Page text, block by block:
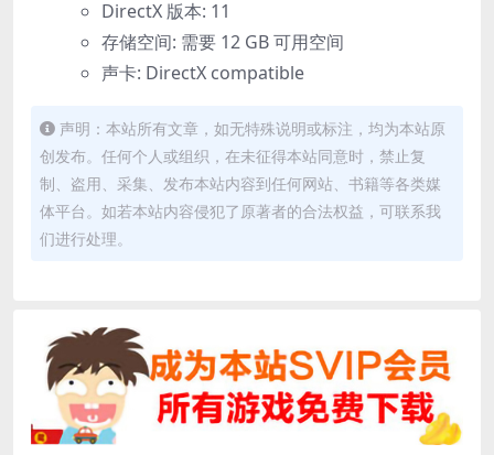
DirectX 版本: 11
存储空间: 需要 12 GB 可用空间
声卡: DirectX compatible
声明：本站所有文章，如无特殊说明或标注，均为本站原
创发布。任何个人或组织，在未征得本站同意时，禁止复
制、盗用、采集、发布本站内容到任何网站、书籍等各类媒
体平台。如若本站内容侵犯了原著者的合法权益，可联系我
们进行处理。